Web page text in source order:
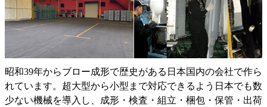
昭和39年からブロー成形で歴史がある日本国内の会社で作ら
れています。超大型から小型まで対応できるよう日本でも数
少ない機械を導入し、成形・検査・組立・梱包・保管・出荷